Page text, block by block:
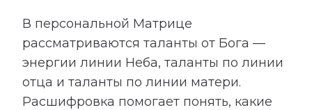
В персональной Матрице
рассматриваются таланты от Бога —
энергии линии Неба, таланты по линии
отца и таланты по линии матери.
Расшифровка помогает понять, какие